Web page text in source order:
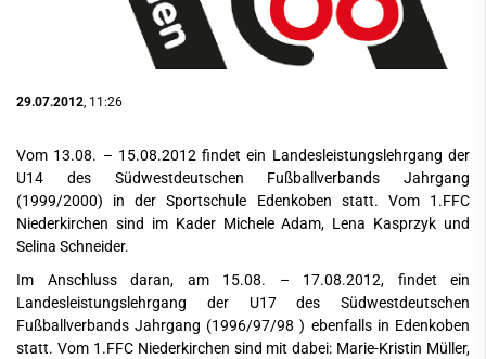
29.07.2012 , 11:26
Vom 13.08. – 15.08.2012 findet ein Landesleistungslehrgang der
U14 des Südwestdeutschen Fußballverbands Jahrgang
(1999/2000) in der Sportschule Edenkoben statt. Vom 1.FFC
Niederkirchen sind im Kader Michele Adam, Lena Kasprzyk und
Selina Schneider.
Im Anschluss daran, am 15.08. – 17.08.2012, findet ein
Landesleistungslehrgang der U17 des Südwestdeutschen
Fußballverbands Jahrgang (1996/97/98 ) ebenfalls in Edenkoben
statt. Vom 1.FFC Niederkirchen sind mit dabei: Marie-Kristin Müller,